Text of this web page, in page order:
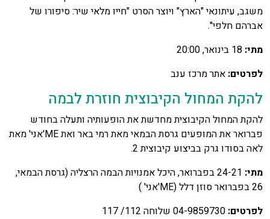
משגב, עיתונאי "הארץ" ויוצר הסרט "חייו מלאי שיר: סיפורו של
אברהם חלפי".
מתי:
לפרטים: אתר מרכז ענב
להקת המחול הקיבוצית חוזרת לבמה
להקת המחול הקיבוצית מחדשת את הופעותיה ותעלה בחודש
פברואר את המופעים גרסת הבמאי מאת רמי באר ואת ME'אני' מאת
לאה בסודו גרק בביצוע קיבוצית 2.
מתי:
24-21 בפברואר, היכל אמנויות הבמה הרצליה (גרסת הבמאי,
26 בפברואר סוזן דלל (ME'אני' )
לפרטים: